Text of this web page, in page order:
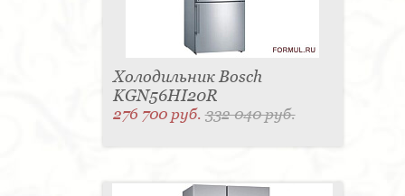
Холодильник Bosch
KGN56HI20R
276 700 руб.332 040 руб.